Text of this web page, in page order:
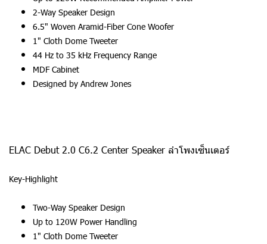
2-Way Speaker Design
6.5" Woven Aramid-Fiber Cone Woofer
1" Cloth Dome Tweeter
44 Hz to 35 kHz Frequency Range
MDF Cabinet
Designed by Andrew Jones
ELAC Debut 2.0 C6.2 Center Speaker ลำโพงเซ็นเตอร์
Key-Highlight
Two-Way Speaker Design
Up to 120W Power Handling
1" Cloth Dome Tweeter